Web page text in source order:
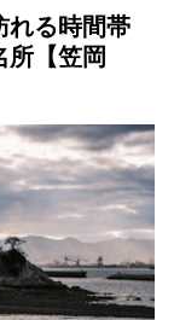
れる時間帯
所【笠岡